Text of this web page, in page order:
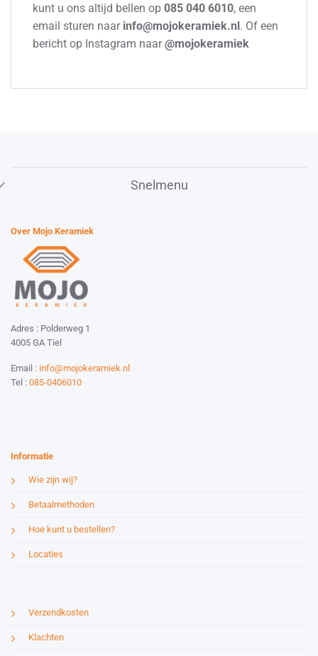
kunt u ons altijd bellen op 085 040 6010, een
email sturen naar info@mojokeramiek.nl. Of een
bericht op Instagram naar@mojokeramiek
Snelmenu
Over Mojo Keramiek
Adres : Polderweg 1
4005 GA Tiel
Email : info@mojokeramiek.nl
Tel : 085-0406010
Informatie
Wie zijn wij?
Betaalmethoden
Hoe kunt u bestellen?
Locaties
Verzendkosten
Klachten